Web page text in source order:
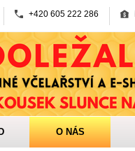
+420 605 222 286
O NÁS